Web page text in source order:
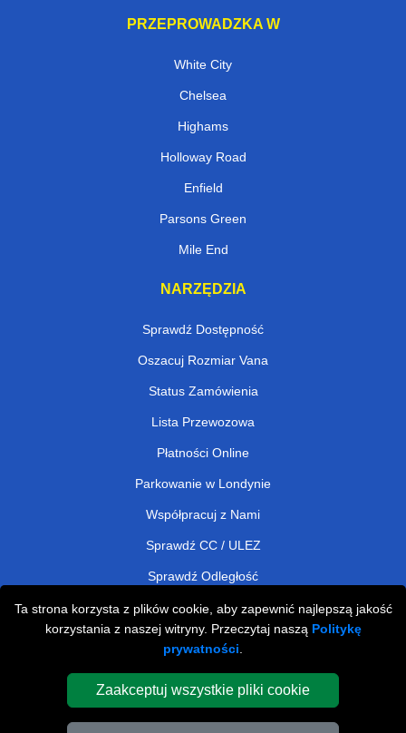
Ta strona korzysta z plików cookie, aby zapewnić najlepszą jakość
korzystania z naszej witryny. Przeczytaj naszą Politykę
prywatności
Zaakceptuj wszystkie pliki cookie
PRZEPROWADZKA W
White City
Chelsea
Highams
Holloway Road
Enfield
Parsons Green
Mile End
NARZĘDZIA
Sprawdź Dostępność
Oszacuj Rozmiar Vana
Status Zamówienia
Lista Przewozowa
Płatności Online
Parkowanie w Londynie
Współpracuj z Nami
Sprawdź CC / ULEZ
Sprawdź Odległość
Man and Van Removals